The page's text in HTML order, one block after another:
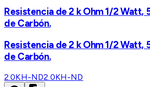
Resistencia de 2 k Ohm 1/2 Watt,
de Carbón.
Resistencia de 2 k Ohm 1/2 Watt,
de Carbón.
2.0KH-ND2.0KH-ND